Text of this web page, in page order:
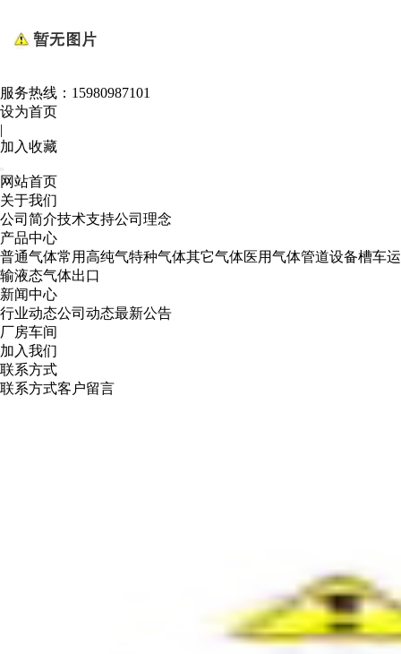
服务热线： 15980987101
设为首页
|
加入收藏
网站首页
关于我们
公司简介技术支持公司理念
产品中心
普通气体常用高纯气特种气体其它气体医用气体管道设备槽车运
输液态气体出口
新闻中心
行业动态公司动态最新公告
厂房车间
加入我们
联系方式
联系方式客户留言